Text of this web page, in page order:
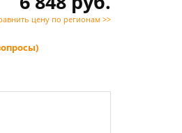
цену по регионам >>